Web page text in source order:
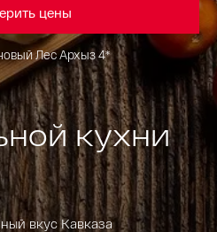
цены
Лес Архыз 4*
кухни
вкус Кавказа